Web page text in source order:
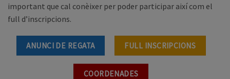
important que cal conèixer per poder participar així com el
full d’inscripcions.
ANUNCI DE REGATA FULL INSCRIPCIONS
COORDENADES